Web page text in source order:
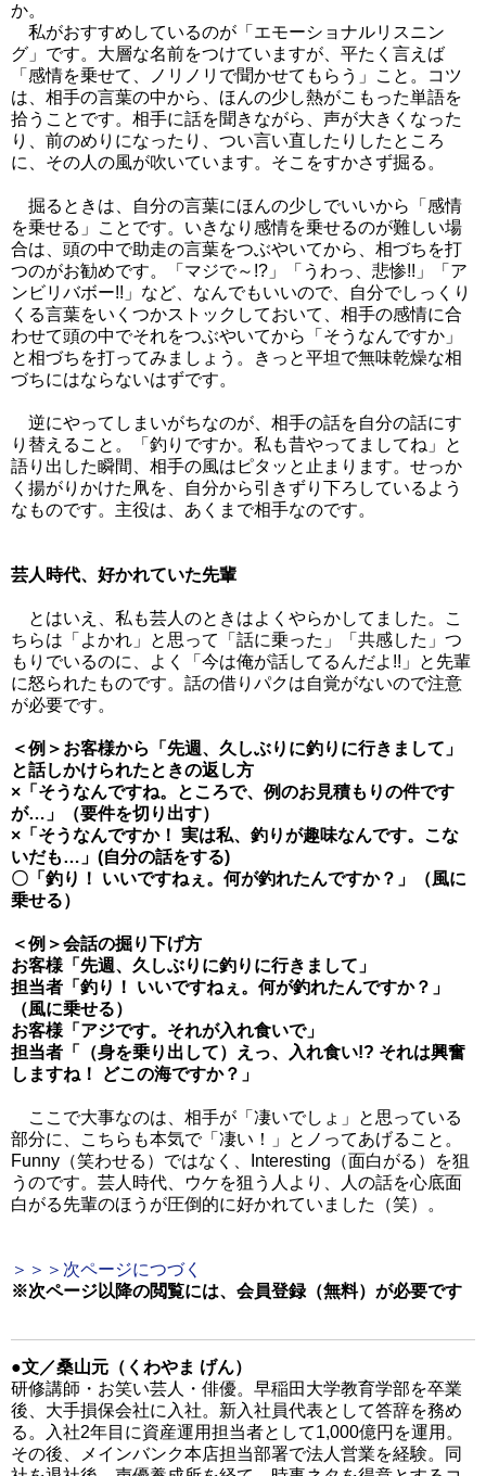
か。
私がおすすめしているのが「エモーショナルリスニン
グ」です。大層な名前をつけていますが、平たく言えば
「感情を乗せて、ノリノリで聞かせてもらう」こと。コツ
は、相手の言葉の中から、ほんの少し熱がこもった単語を
拾うことです。相手に話を聞きながら、声が大きくなった
り、前のめりになったり、つい言い直したりしたところ
に、その人の風が吹いています。そこをすかさず掘る。
掘るときは、自分の言葉にほんの少しでいいから「感情
を乗せる」ことです。いきなり感情を乗せるのが難しい場
合は、頭の中で助走の言葉をつぶやいてから、相づちを打
つのがお勧めです。「マジで～!?」「うわっ、悲惨!!」「ア
ンビリバボー!!」など、なんでもいいので、自分でしっくり
くる言葉をいくつかストックしておいて、相手の感情に合
わせて頭の中でそれをつぶやいてから「そうなんですか」
と相づちを打ってみましょう。きっと平坦で無味乾燥な相
づちにはならないはずです。
逆にやってしまいがちなのが、相手の話を自分の話にす
り替えること。「釣りですか。私も昔やってましてね」と
語り出した瞬間、相手の風はピタッと止まります。せっか
く揚がりかけた凧を、自分から引きずり下ろしているよう
なものです。主役は、あくまで相手なのです。
芸人時代、好かれていた先輩
とはいえ、私も芸人のときはよくやらかしてました。こ
ちらは「よかれ」と思って「話に乗った」「共感した」つ
もりでいるのに、よく「今は俺が話してるんだよ!!」と先輩
に怒られたものです。話の借りパクは自覚がないので注意
が必要です。
＜例＞お客様から「先週、久しぶりに釣りに行きまして」
と話しかけられたときの返し方
×「そうなんですね。ところで、例のお見積もりの件です
が…」（要件を切り出す）
×「そうなんですか！ 実は私、釣りが趣味なんです。こな
いだも…」(自分の話をする)
〇「釣り！ いいですねぇ。何が釣れたんですか？」（風に
乗せる）
＜例＞会話の掘り下げ方
お客様「先週、久しぶりに釣りに行きまして」
担当者「釣り！ いいですねぇ。何が釣れたんですか？」
（風に乗せる）
お客様「アジです。それが入れ食いで」
担当者「（身を乗り出して）えっ、入れ食い!? それは興奮
しますね！ どこの海ですか？」
ここで大事なのは、相手が「凄いでしょ」と思っている
部分に、こちらも本気で「凄い！」とノってあげること。
Funny（笑わせる）ではなく、Interesting（面白がる）を狙
うのです。芸人時代、ウケを狙う人より、人の話を心底面
白がる先輩のほうが圧倒的に好かれていました（笑）。
＞＞＞次ページにつづく
※次ページ以降の閲覧には、会員登録（無料）が必要です
●文／桑山元（くわやま げん）
研修講師・お笑い芸人・俳優。早稲田大学教育学部を卒業
後、大手損保会社に入社。新入社員代表として答辞を務め
る。入社2年目に資産運用担当者として1,000億円を運用。
その後、メインバンク本店担当部署で法人営業を経験。同